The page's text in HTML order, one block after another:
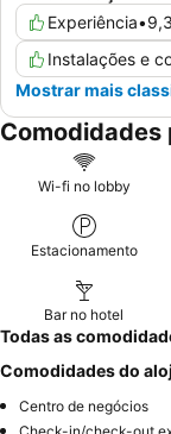
Experiência•9,3
Instalações e
Mostrar mais
Comodidades
Wi-fi no lobby
Estacionamento
Bar no hotel
Todas as
Comodidades do
Centro de negócios